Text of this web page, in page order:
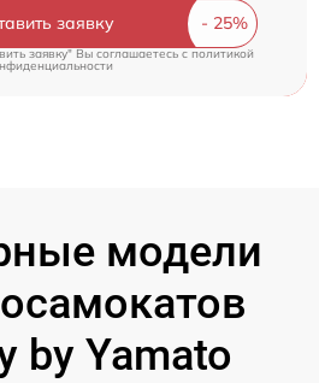
заявку
заявку" Вы соглашаетесь c политикой
модели
by Yamato